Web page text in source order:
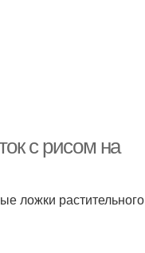
с рисом на
ложки растительного